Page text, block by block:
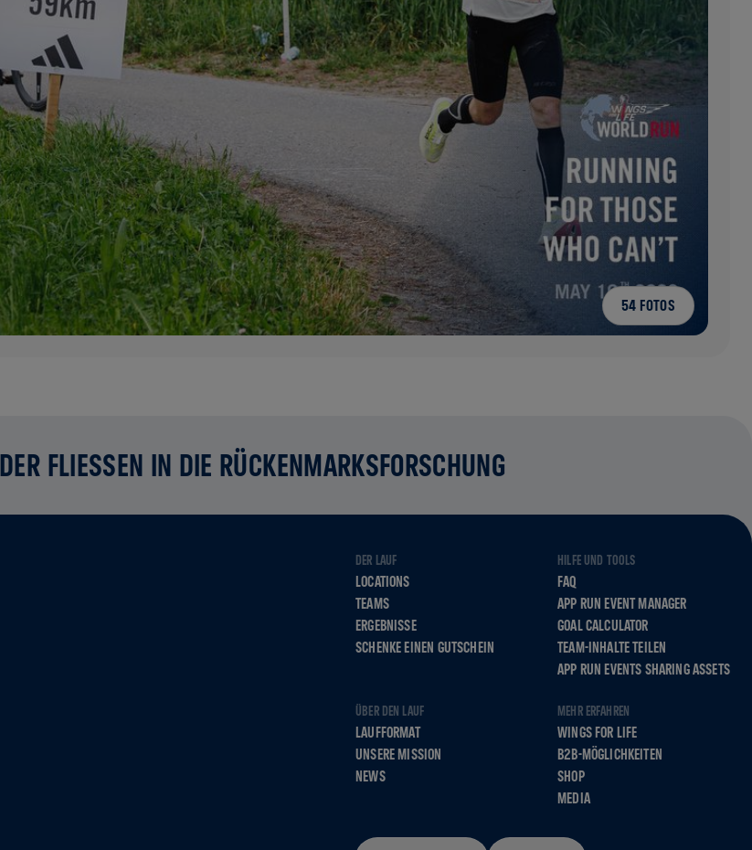
54 FOTOS
FLIESSEN IN DIE RÜCKENMARKSFORSCHUNG
DER LAUF
LOCATIONS
TEAMS
ERGEBNISSE
SCHENKE EINEN GUTSCHEIN
HILFE UND TOOLS
FAQ
APP RUN EVENT MANAGER
GOAL CALCULATOR
TEAM-INHALTE TEILEN
APP RUN EVENTS SHARING ASSETS
ÜBER DEN LAUF
LAUFFORMAT
UNSERE MISSION
NEWS
MEHR ERFAHREN
WINGS FOR LIFE
B2B-MÖGLICHKEITEN
SHOP
MEDIA